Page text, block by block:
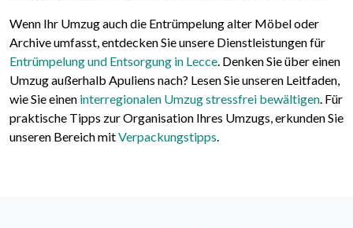
Wenn Ihr Umzug auch die Entrümpelung alter Möbel oder
Archive umfasst, entdecken Sie unsere Dienstleistungen für
Entrümpelung und Entsorgung in Lecce . Denken Sie über einen
Umzug außerhalb Apuliens nach? Lesen Sie unseren Leitfaden,
wie Sie einen interregionalen Umzug stressfrei bewältigen . Für
praktische Tipps zur Organisation Ihres Umzugs, erkunden Sie
unseren Bereich mitVerpackungstipps